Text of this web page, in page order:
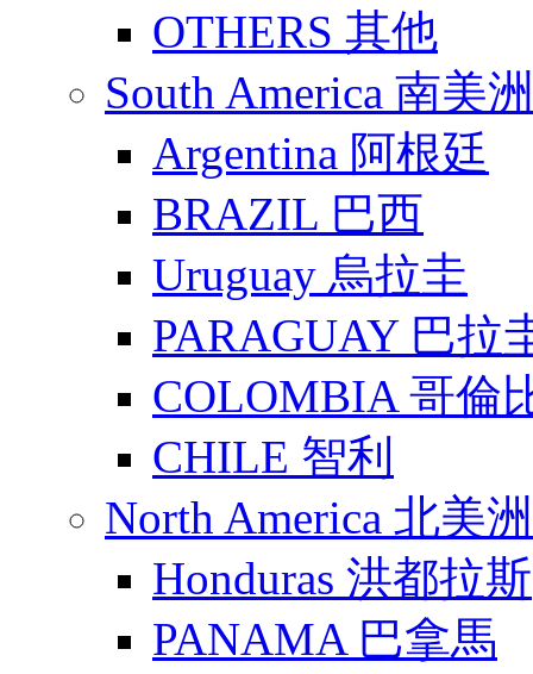
OTHERS 其他
South America 南美洲
Argentina 阿根廷
BRAZIL 巴西
Uruguay 烏拉圭
PARAGUAY 巴拉
COLOMBIA 哥倫
CHILE 智利
North America 北美洲
Honduras 洪都拉斯
PANAMA 巴拿馬